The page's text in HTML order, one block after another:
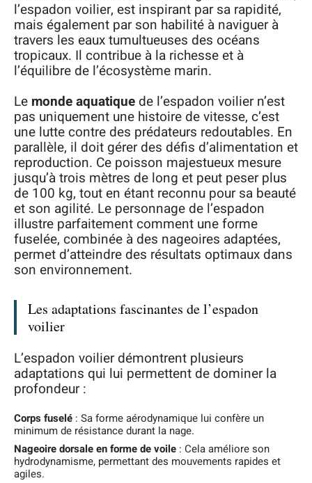
l’espadon voilier, est inspirant par sa rapidité,
mais également par son habilité à naviguer à
travers les eaux tumultueuses des océans
tropicaux. Il contribue à la richesse et à
l’équilibre de l’écosystème marin.
Le monde aquatique de l’espadon voilier n’est
pas uniquement une histoire de vitesse, c’est
une lutte contre des prédateurs redoutables. En
parallèle, il doit gérer des défis d’alimentation et
reproduction. Ce poisson majestueux mesure
jusqu’à trois mètres de long et peut peser plus
de 100 kg, tout en étant reconnu pour sa beauté
et son agilité. Le personnage de l’espadon
illustre parfaitement comment une forme
fuselée, combinée à des nageoires adaptées,
permet d’atteindre des résultats optimaux dans
son environnement.
Les adaptations fascinantes de l’espadon
voilier
L’espadon voilier démontrent plusieurs
adaptations qui lui permettent de dominer la
profondeur :
Corps fuselé : Sa forme aérodynamique lui confère un
minimum de résistance durant la nage.
Nageoire dorsale en forme de voile : Cela améliore son
hydrodynamisme, permettant des mouvements rapides et
agiles.